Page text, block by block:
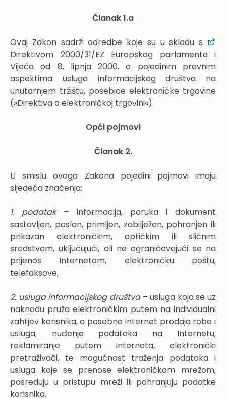
Članak 1.a
Ovaj Zakon sadrži odredbe koje su u skladu s
Direktivom 2000/31/EZ Europskog parlamenta i
Vijeća od 8. lipnja 2000. o pojedinim pravnim
aspektima usluga informacijskog društva na
unutarnjem tržištu, posebice elektroničke trgovine
(»Direktiva o elektroničkoj trgovini«).
Opći pojmovi
Članak 2.
U smislu ovoga Zakona pojedini pojmovi imaju
sljedeća značenja:
1. podatak– informacija, poruka i dokument
sastavljen, poslan, primljen, zabilježen, pohranjen ili
prikazan elektroničkim, optičkim ili sličnim
sredstvom, uključujući, ali ne ograničavajući se na
prijenos Internetom, elektroničku poštu,
telefaksove,
2. usluga informacijskog društva– usluga koja se uz
naknadu pruža elektroničkim putem na individualni
zahtjev korisnika, a posebno Internet prodaja robe i
usluga, nuđenje podataka na Internetu,
reklamiranje putem Interneta, elektronički
pretraživači, te mogućnost traženja podataka i
usluga koje se prenose elektroničkom mrežom,
posreduju u pristupu mreži ili pohranjuju podatke
korisnika,